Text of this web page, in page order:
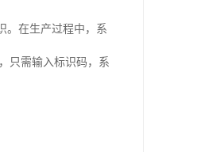
。在生产过程中，系
只需输入标识码，系